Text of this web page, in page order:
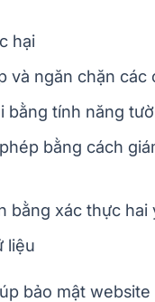
hại
và ngăn chặn
bằng tính năng
bằng cách
bằng xác thực hai
liệu
bảo mật